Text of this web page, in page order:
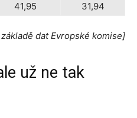
41,95 31,94
dat Evropské komise]
už ne tak